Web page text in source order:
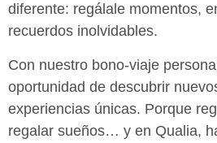
diferente: regálale momentos,
recuerdos inolvidables.
Con nuestro bono-viaje
oportunidad de descubrir
experiencias únicas. Porque
regalar sueños… y en Qualia,